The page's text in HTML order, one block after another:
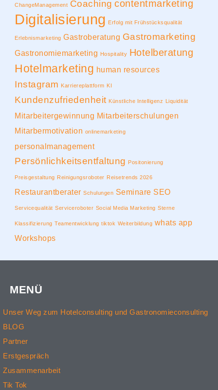
ChangeManagement Coaching contentmarketing
Digitalisierung Erfolg mit Frühstücksqualität
Erlebnismarketing Gastroberatung Gastromarketing
Gastronomiemarketing Hospitality Hotelberatung
Hotelmarketing human resources
Instagram Karriereplattform KI
Kundenzufriedenheit Künstliche Intelligenz Liquidität
Mitarbeitergewinnung Mitarbeiterschulungen
Mitarbermotivation onlinemarketing
personalmanagement
Persönlichkeitsentfaltung Positonierung
Preisgestaltung Reinigungsroboter Reisetrends 2026
Restaurantberater Schulungen Seminare SEO
Servicequalität Serviceroboter Social Media Marketing Sterne
Klassifizierung Teamentwicklung tiktok Weiterbildung whats app
Workshops
MENÜ
Unser Weg zum Hotelconsulting und Gastronomieconsulting
BLOG
Partner
Erstgespräch
Zusammenarbeit
Tik Tok